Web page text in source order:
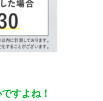
すよね！